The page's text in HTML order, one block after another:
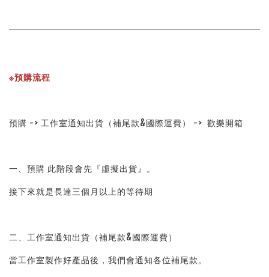
※預購流程
預購 -> 工作室通知出貨（補尾款&國際運費） ->  歡樂開箱
一、預購 此階段會先『虛擬出貨』。
接下來就是長達三個月以上的等待期
二、工作室通知出貨（補尾款&國際運費）
當工作室製作好產品後，我們會通知各位補尾款。